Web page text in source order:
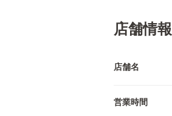
店舗情報
店舗名
営業時間